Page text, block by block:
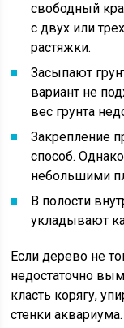
свободный
с двух или
растяжки.
Засыпают
вариант не
вес грунта
Закрепление
способ.
небольшими
В полости
укладывают
Если дерево не
недостаточно
класть корягу,
стенки